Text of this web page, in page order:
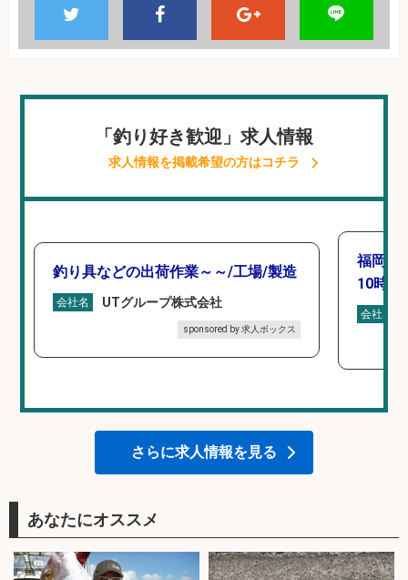
「釣り好き歓迎」求人情報
求人情報を掲載希望の方はコチラ
釣り具などの出荷作業～～/工場/製造
会社名 UTグループ株式会社
sponsored by 求人ボックス
福岡「
10時間
会社名
さらに求人情報を見る
あなたにオススメ